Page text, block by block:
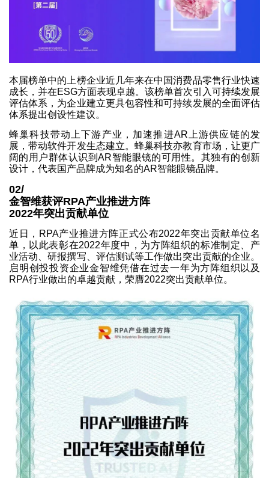
本届榜单中的上榜企业近几年来在中国消费品零售行业快速
成长，并在ESG方面表现卓越。该榜单首次引入可持续发展
评估体系，为企业建立更具包容性和可持续发展的全面评估
体系提出创设性建议。
蜂巢科技带动上下游产业，加速推进AR上游供应链的发
展，带动软件开发生态建立。蜂巢科技亦教育市场，让更广
阔的用户群体认识到AR智能眼镜的可用性。其独有的创新
设计，代表国产品牌成为知名的AR智能眼镜品牌。
02/
金智维获评RPA产业推进方阵
2022年突出贡献单位
近日，RPA产业推进方阵正式公布2022年突出贡献单位名
单，以此表彰在2022年度中，为方阵组织的标准制定、产
业活动、研报撰写、评估测试等工作做出突出贡献的企业。
启明创投投资企业金智维凭借在过去一年为方阵组织以及
RPA行业做出的卓越贡献，荣膺2022突出贡献单位。